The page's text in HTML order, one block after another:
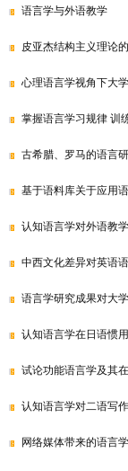
语言学与外语教学
皮亚杰结构主义理论
心理语言学视角下大
掌握语言学习规律 训
古希腊、罗马的语言
基于语料库关于应用
认知语言学对外语教
中西文化差异对英语
语言学研究成果对大
认知语言学在日语惯
试论功能语言学及其
认知语言学对二语写
网络媒体带来的语言